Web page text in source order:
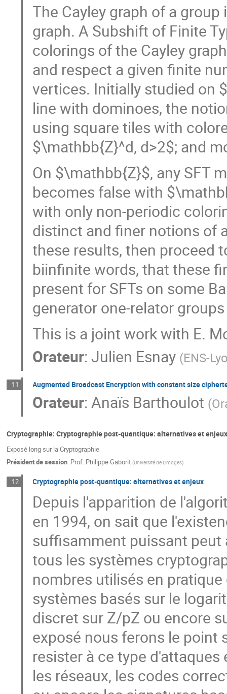
The Cayley graph of a
graph. A Subshift of Finite
colorings of the Cayley
and respect a given finite
vertices. Initially studied on
line with dominoes, the
using square tiles with
$\mathbb{Z}^d, d>2$; and
On $\mathbb{Z}$, any SFT
becomes false with
with only non-periodic
distinct and finer notions of
these results, then proceed
biinfinite words, that these
present for SFTs on some
generator one-relator
This is a joint work with E.
Orateur:Julien Esnay (ENS-
11 Augmented Broadcast Encryption with constant size
Orateur:Anaïs Barthoulot (
Cryptographie: Cryptographie post-quantique: alternatives et enjeux
Exposé long sur la Cryptographie
Président de session: Prof. Philippe Gaborit (Université de Limoges)
12 Cryptographie post-quantique: alternatives et enjeux
Depuis l'apparition de
en 1994, on sait que
suffisamment puissant peut
tous les systèmes
nombres utilisés en
systèmes basés sur le
discret sur Z/pZ ou encore
exposé nous ferons le point
resister à ce type
les réseaux, les codes